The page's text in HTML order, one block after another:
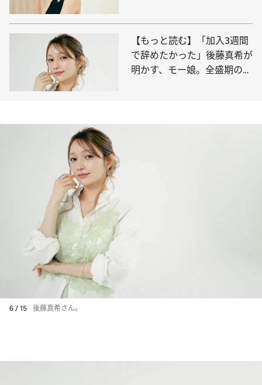
んだこと”《逆効果だったダ
イエット法は？》
【もっと読む】「加入3週間
で辞めたかった」後藤真希が
明かす、モー娘。全盛期の
6 / 15 後藤真希さん。